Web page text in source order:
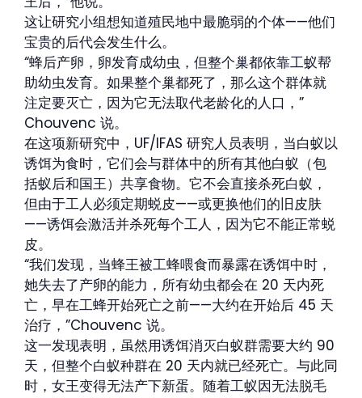
这让研究小组想知道殖民地中最脆弱的个体——他们
宝贵的后代会发生什么。
“蜂后产卵，卵发育成幼虫，但整个巢都依靠工蚁帮
助幼虫发育。如果整个巢都死了，那么这个群体就
注定要灭亡，因为它无法取代老龄化的人口，”
Chouvenc 说。
在这项新研究中，UF/IFAS 研究人员表明，当白蚁以
诱饵为食时，它们会与群体中的所有其他白蚁（包
括蚁后和国王）共享食物。它不会直接杀死白蚁，
但由于工人必须定期蜕皮——或更换他们的旧皮肤
——诱饵会激活并杀死每个工人，因为它不能正常蜕
皮。
“我们发现，当蜂王被工蜂喂食而暴露在诱饵中时，
她失去了产卵的能力，所有幼虫都会在 20 天内死
亡，早在工蜂开始死亡之前——大约在开始后 45 天
治疗，”Chouvenc 说。
这一发现表明，虽然用诱饵消灭白蚁群需要大约 90
天，但整个白蚁种群在 20 天内就已经死亡。与此同
时，女王变得无法产下新蛋。随着工蚁因无法脱毛